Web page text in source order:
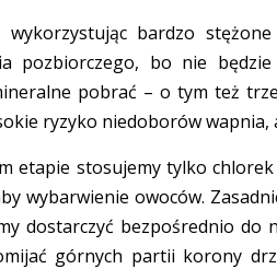
wykorzystując bardzo
pozbiorczego, bo nie
pobrać – o tym też
ryzyko niedoborów wapnia,
etapie stosujemy tylko
wybarwienie owoców.
dostarczyć bezpośrednio do
górnych partii korony